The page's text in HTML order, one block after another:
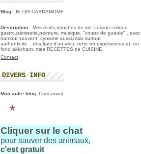
Blog : BLOG CARDAMOME
Description : Mes écrits,tranches de vie, cuisine,critique
gastro,pâtisserie,peinture, musique, "coups de gueule"...avec
humour souvent, cynisme aussi,mais surtout
authenticité....résultats d'un vécu riche en expériences et, en
fond alléchant, mes RECETTES de CUISINE
Contact
DIVERS INFO
Mon autre blog: Cardamust
*
Cliquer sur le chat
pour sauver des animaux,
c'est gratuit